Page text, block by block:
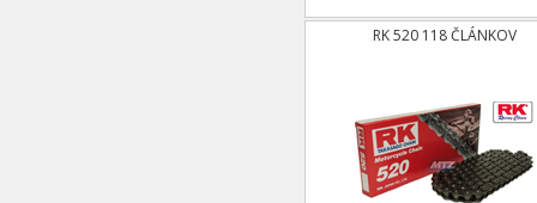
RK 520 118 ČLÁNKOV